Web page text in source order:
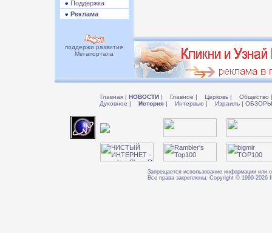
Поддержка
Реклама
поддержи развитие
Мегапортала
Главная | НОВОСТИ | Главное | Церковь | Общество |
Духовное | История | Интервью | Израиль |
Запрещается использование информации или
Все права закреплены. Copyright © 1999-